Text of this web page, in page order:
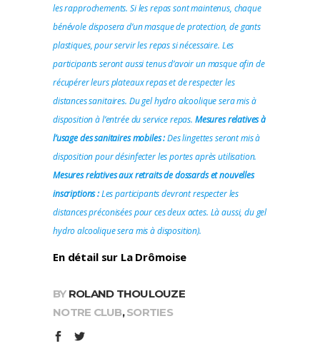
les rapprochements. Si les repas sont maintenus, chaque
bénévole disposera d’un masque de protection, de gants
plastiques, pour servir les repas si nécessaire. Les
participants seront aussi tenus d’avoir un masque afin de
récupérer leurs plateaux repas et de respecter les
distances sanitaires. Du gel hydro alcoolique sera mis à
disposition à l’entrée du service repas. Mesures relatives à
l’usage des sanitaires mobiles :Des lingettes seront mis à
disposition pour désinfecter les portes après utilisation.
Mesures relatives aux retraits de dossards et nouvelles
inscriptions :Les participants devront respecter les
distances préconisées pour ces deux actes. Là aussi, du gel
hydro alcoolique sera mis à disposition).
En détail sur La Drômoise
BY ROLAND THOULOUZE
NOTRE CLUB,SORTIES